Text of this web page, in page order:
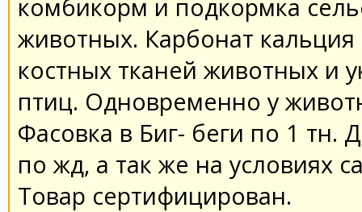
комбикорм и подкормка
животных. Карбонат
костных тканей животных и
птиц. Одновременно у
Фасовка в Биг- беги по 1 тн.
по жд, а так же на условиях
Товар сертифицирован.